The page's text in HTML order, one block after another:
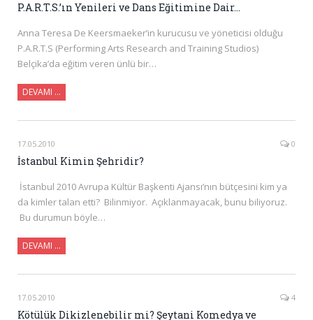
P.A.R.T.S.’ın Yenileri ve Dans Eğitimine Dair…
Anna Teresa De Keersmaeker’in kurucusu ve yöneticisi olduğu
P.A.R.T.S (Performing Arts Research and Training Studios)
Belçika’da eğitim veren ünlü bir…
DEVAMI …
17.05.2010 0
İstanbul Kimin Şehridir?
İstanbul 2010 Avrupa Kültür Başkenti Ajansı’nın bütçesini kim ya
da kimler talan etti? Bilinmiyor. Açıklanmayacak, bunu biliyoruz.
Bu durumun böyle…
DEVAMI …
17.05.2010 4
Kötülük Dikizlenebilir mi? Şeytani Komedya ve